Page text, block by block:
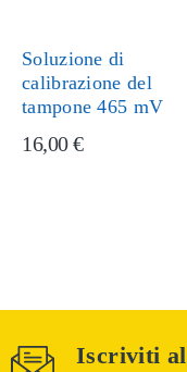
Soluzione di
calibrazione del
tampone 465 mV
16,00 €
Iscriviti